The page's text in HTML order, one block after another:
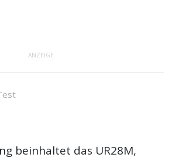
ANZEIGE
beinhaltet das UR28M,